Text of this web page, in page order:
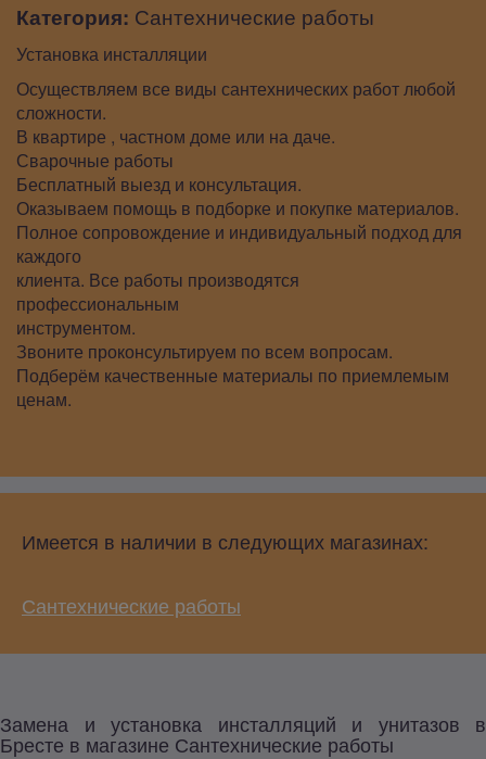
Категория: Сантехнические работы
Установка инсталляции
Осуществляем все виды сантехнических работ любой
сложности.
В квартире , частном доме или на даче.
Сварочные работы
Бесплатный выезд и консультация.
Оказываем помощь в подборке и покупке материалов.
Полное сопровождение и индивидуальный подход для
каждого
клиента. Все работы производятся
профессиональным
инструментом.
Звоните проконсультируем по всем вопросам.
Подберём качественные материалы по приемлемым
ценам.
Имеется в наличии в следующих магазинах:
Сантехнические работы
Замена и установка инсталляций и унитазов в
Бресте в магазине Сантехнические работы